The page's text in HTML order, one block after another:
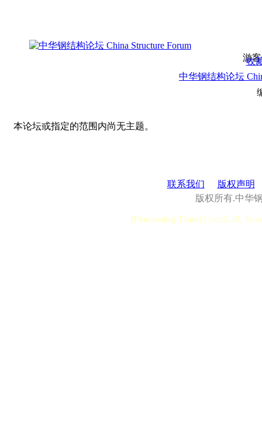
游
收
中华钢结构论坛
本论坛或指定的范围内尚无主题。
联系我们
版权声明
版权所有.中华
[Processing Time] User:0.28,